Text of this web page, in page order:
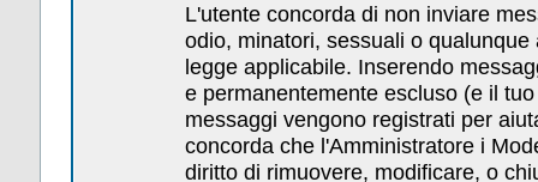
L'utente concorda di non inviare
odio, minatori, sessuali o
legge applicabile. Inserendo
e permanentemente escluso (e il
messaggi vengono registrati per
concorda che l'Amministratore i
diritto di rimuovere, modificare, o